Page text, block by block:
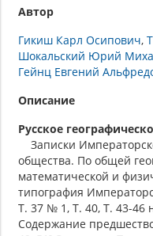
Автор
Гикиш Карл Осипович
Шокальский Юрий
Гейнц Евгений
Описание
Русское
Записки
общества. По общей
математической и
типография
Т. 37 № 1, Т. 40, Т. 43-46
Содержание